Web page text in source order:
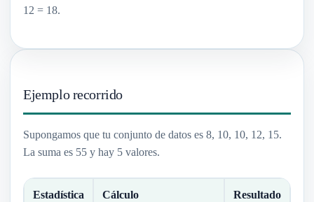
12 = 18.
Ejemplo recorrido
Supongamos que tu conjunto de datos es 8, 10, 10, 12, 15.
La suma es 55 y hay 5 valores.
Estadística Cálculo Resultado